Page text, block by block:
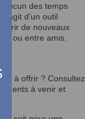
aucun des temps
d’un outil
de nouveaux
ou entre amis.
a à offrir ? Consultez
à venir et